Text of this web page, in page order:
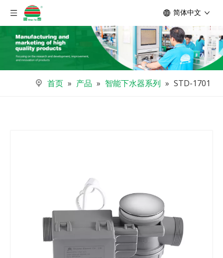
简体中文
首页 » 产品 » 智能下水器系列 » STD-1701